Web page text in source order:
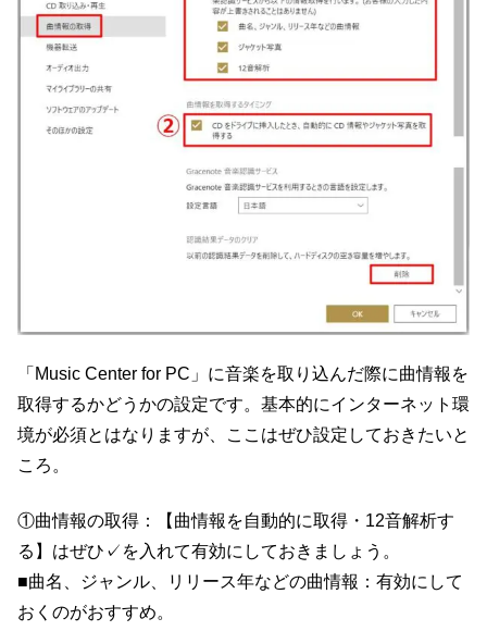
「Music Center for PC」に音楽を取り込んだ際に曲情報を
取得するかどうかの設定です。基本的にインターネット環
境が必須とはなりますが、ここはぜひ設定しておきたいと
ころ。
①曲情報の取得：【曲情報を自動的に取得・12音解析す
る】はぜひ✓を入れて有効にしておきましょう。
■曲名、ジャンル、リリース年などの曲情報：有効にして
おくのがおすすめ。